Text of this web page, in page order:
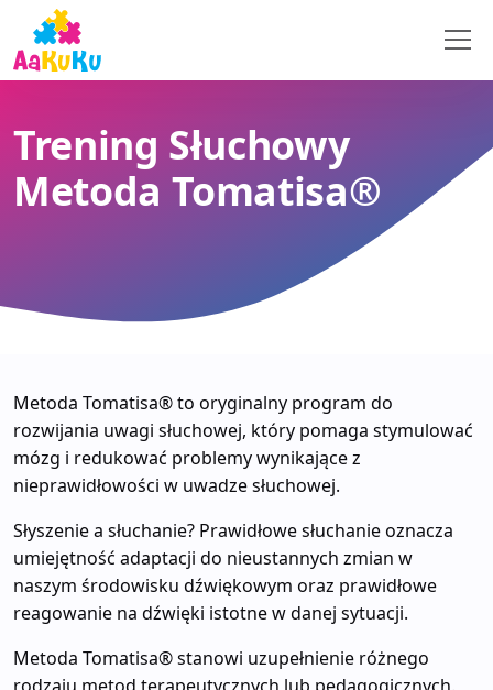
Trening Słuchowy
Metoda Tomatisa®
Metoda Tomatisa® to oryginalny program do
rozwijania uwagi słuchowej, który pomaga stymulować
mózg i redukować problemy wynikające z
nieprawidłowości w uwadze słuchowej.
Słyszenie a słuchanie? Prawidłowe słuchanie oznacza
umiejętność adaptacji do nieustannych zmian w
naszym środowisku dźwiękowym oraz prawidłowe
reagowanie na dźwięki istotne w danej sytuacji.
Metoda Tomatisa® stanowi uzupełnienie różnego